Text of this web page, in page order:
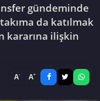
gündeminde
da katılmak
kararına ilişkin
A- A+